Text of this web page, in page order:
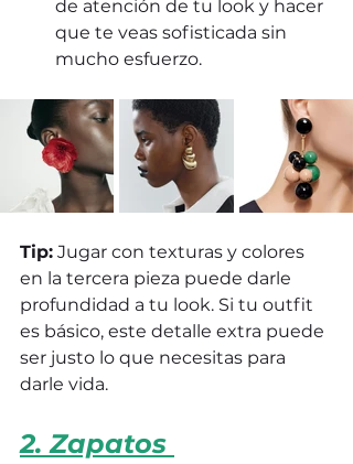
de atención de tu look y hacer
que te veas sofisticada sin
mucho esfuerzo.
Tip: Jugar con texturas y colores
en la tercera pieza puede darle
profundidad a tu look. Si tu outfit
es básico, este detalle extra puede
ser justo lo que necesitas para
darle vida.
2. Zapatos